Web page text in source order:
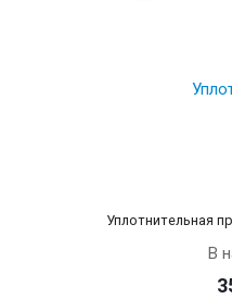
Уплотнительная
В